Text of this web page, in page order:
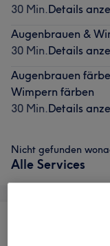
30 Min.Details
Augenbrauen &
30 Min.Details
Augenbrauen
Wimpern färben
30 Min.Details
Nicht gefunden
Alle Services